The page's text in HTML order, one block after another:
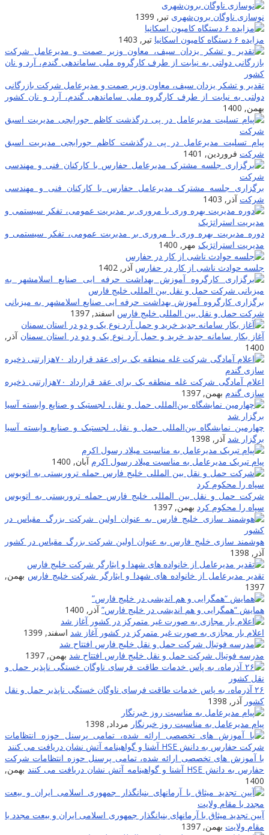
نوسازی ناوگان برون‌شهری تیر, 1399
مزایده ۶ دستگاه کامیون اسکانیا
تیر, 1403
تقدیر و تشکر یزدان سیف، معاون وزیر صمت و مدیرعامل شرکت بازرگانی
دولتی به نیابت از طرف کارگروه ملی ساماندهی گندم، آرد و نان کشور
بهمن, 1400
پیام تسلیت مدیرعامل در پی درگذشت کاظم جورابچی مدیریت اسبق
شرکت فروردین, 1401
برگزاری جلسه مشترک مدیرعامل حفارس با کارکنان فنی و مهندسی
شرکت آذر, 1403
دوره مدیریت بهره وری با مروری بر مدیریت عمومی، تفکر سیستمی و
مدیریت استراتژیک مهر, 1400
جلسه حوادث ناشی از کار در حفارس آذر, 1402
برگزاری کارگروه آموزش بهداشت حرفه ایی صنایع اسلامشهر به میزبانی
شرکت حمل و نقل بین المللی خلیج فارس اسفند, 1397
آغاز بکار سامانه جدید خرید و حمل آرد نوع یک و دو در استان سمنان آذر,
1400
اعلام آمادگی شرکت غله منطقه یک برای عقد قرارداد ۷۰هزارتنی ذخیره
سازی گندم بهمن, 1397
چهارمین نمایشگاه بین‌المللی حمل و نقل، لجستیک و صنایع وابسته آسیا
برگزار ‌شد آذر, 1398
پیام تبریک مدیرعامل به مناسبت میلاد رسول اکرم آبان, 1400
شرکت حمل و نقل بین المللی خلیج فارس حمله تروریستی به اتوبوس
سپاه را محکوم کرد بهمن, 1397
هوشمند سازی خلیج فارس به عنوان اولین شرکت بزرگ مقیاس در کشور
آذر, 1398
تقدیر مدیرعامل از خانواده های شهدا و ایثارگر شرکت خلیج فارس بهمن,
1397
همایش “همگرایی و هم اندیشی در خلیج فارس” آذر, 1400
اعلام بار مجازی به صورت غیر متمرکز در کشور آغاز شد اسفند, 1399
مدرسه فوتبال شرکت حمل و نقل خلیج فارس افتتاح شد بهمن, 1397
۲۶ آذرماه، به پاس خدمات طاقت فرسای ناوگان خستگی ناپذیر حمل و نقل
کشور آذر, 1398
پیام مدیرعامل به مناسبت روز خبرنگار مرداد, 1398
با آموزش های تخصصی ارائه شده، تمامی پرسنل حوزه انتظامات شرکت
حفارس به دانش HSE آشنا و گواهینامه آتش نشان دریافت می کنند
بهمن,
1400
آیین تجدید میثاق با آرمانهای بنیانگذار جمهوری اسلامی ایران و بیعت مجدد با
مقام ولایت بهمن, 1397